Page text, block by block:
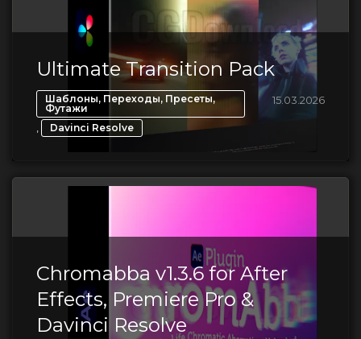
Ultimate Transition Pack
Шаблоны, Переходы, Пресеты,
Футажи
, Davinci Resolve
15.03.2026
Chromabba v1.3.6 for After
Effects, Premiere Pro &
Davinci Resolve